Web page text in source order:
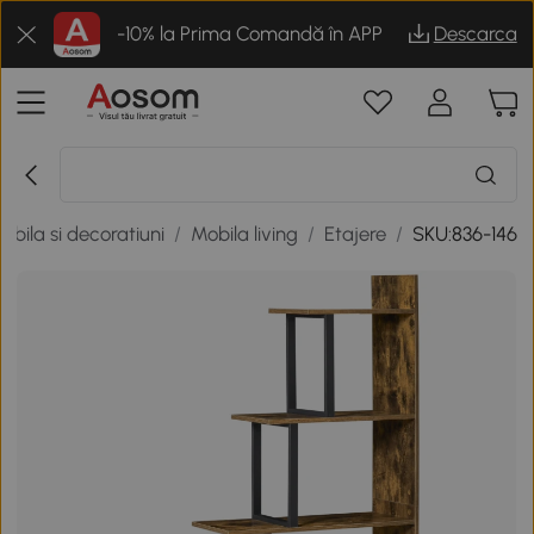
-10% la Prima Comandă în APP Descarca
si decoratiuni / Mobila living / Etajere / SKU:836-146